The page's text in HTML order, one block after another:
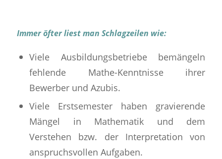
Immer öfter liest man Schlagzeilen wie:
Viele Ausbildungsbetriebe bemängeln
fehlende Mathe-Kenntnisse ihrer
Bewerber und Azubis.
Viele Erstsemester haben gravierende
Mängel in Mathematik und dem
Verstehen bzw. der Interpretation von
anspruchsvollen Aufgaben.